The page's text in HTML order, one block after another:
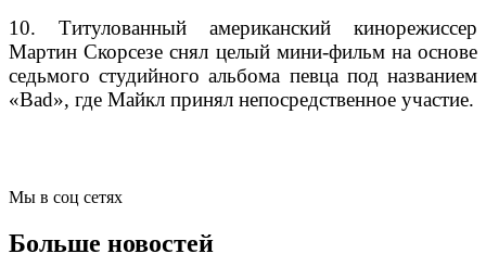
10. Титулованный американский кинорежиссер
Мартин Скорсезе снял целый мини-фильм на основе
седьмого студийного альбома певца под названием
«Bad», где Майкл принял непосредственное участие.
Мы в соц сетях
Больше новостей